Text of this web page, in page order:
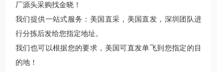
厂源头采购找金晓！
我们提供一站式服务：美国直采，美国直发，深圳团队进
行分拣后发给您指定地址。
我们也可以根据您的要求，美国可直发单飞到您指定的目
的地！